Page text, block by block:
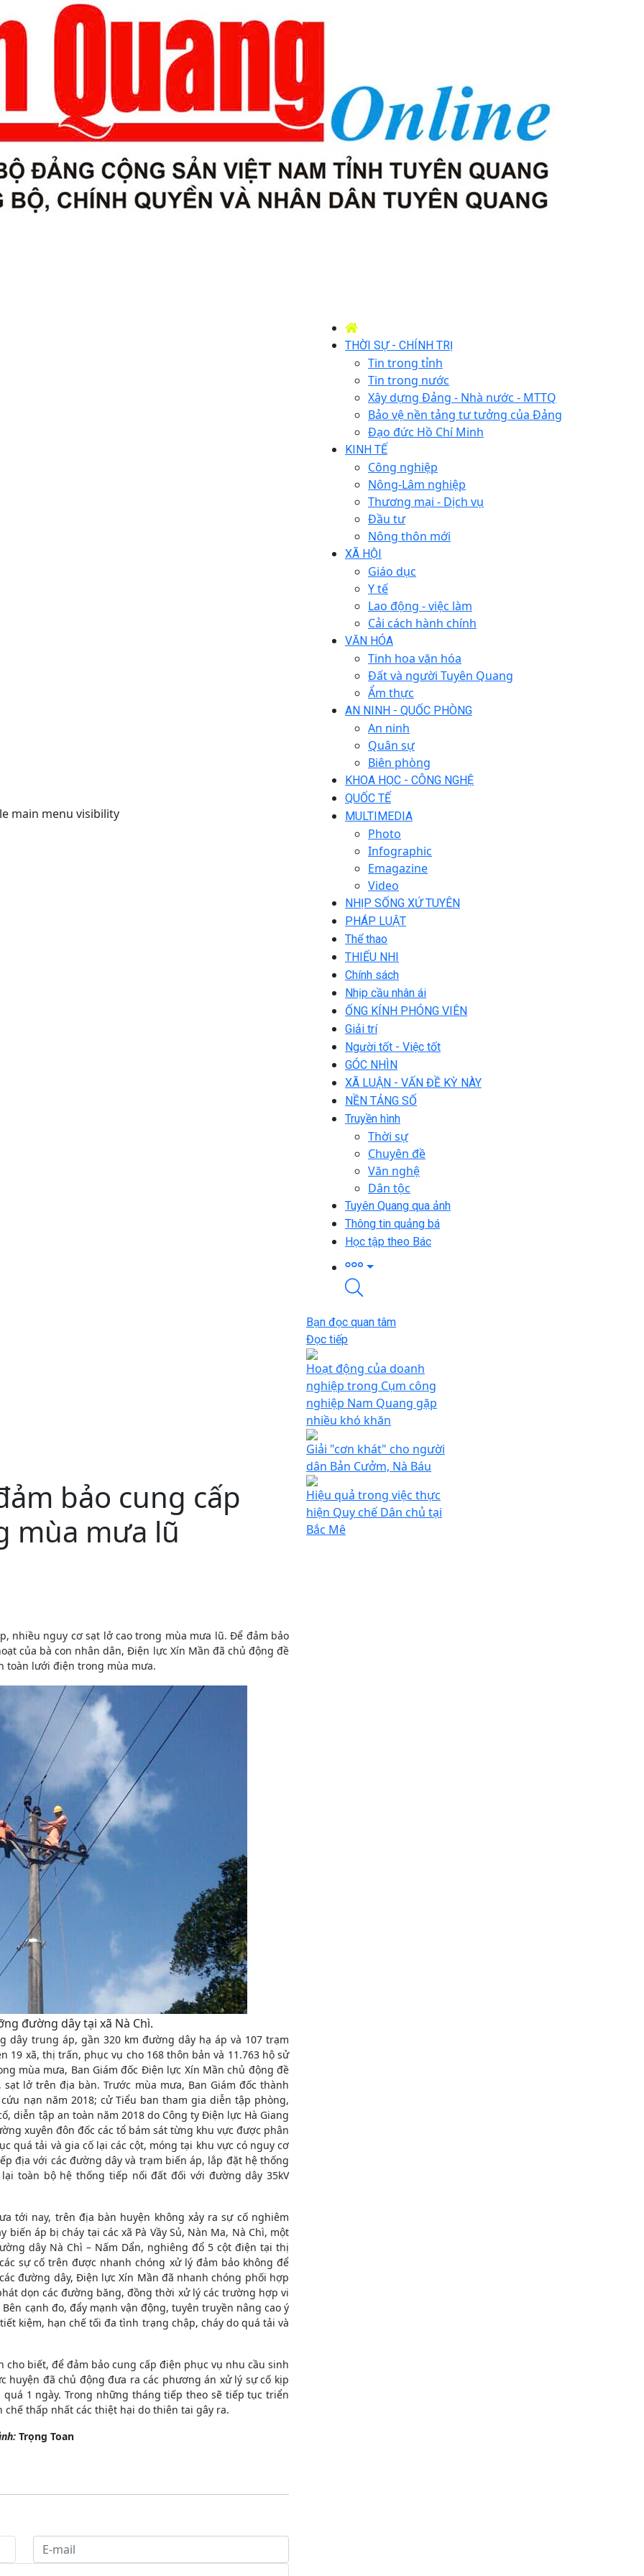
main menu visibility
THỜI SỰ - CHÍNH TRỊ
Tin trong tỉnh
Tin trong nước
Xây dựng Đảng - Nhà nước - MTTQ
Bảo vệ nền tảng tư tưởng của Đảng
Đạo đức Hồ Chí Minh
KINH TẾ
Công nghiệp
Nông-Lâm nghiệp
Thương mại - Dịch vụ
Đầu tư
Nông thôn mới
XÃ HỘI
Giáo dục
Y tế
Lao động - việc làm
Cải cách hành chính
VĂN HÓA
Tinh hoa văn hóa
Đất và người Tuyên Quang
Ẩm thực
AN NINH - QUỐC PHÒNG
An ninh
Quân sự
Biên phòng
KHOA HỌC - CÔNG NGHỆ
QUỐC TẾ
MULTIMEDIA
Photo
Infographic
Emagazine
Video
NHỊP SỐNG XỨ TUYÊN
PHÁP LUẬT
Thể thao
THIẾU NHI
Chính sách
Nhịp cầu nhân ái
ỐNG KÍNH PHÓNG VIÊN
Giải trí
Người tốt - Việc tốt
GÓC NHÌN
XÃ LUẬN - VẤN ĐỀ KỲ NÀY
NỀN TẢNG SỐ
Truyền hình
Thời sự
Chuyên đề
Văn nghệ
Dân tộc
Tuyên Quang qua ảnh
Thông tin quảng bá
Học tập theo Bác
bảo cung cấp
mùa mưa lũ
nhiều nguy cơ sạt lở cao trong mùa mưa lũ. Để đảm bảo
của bà con nhân dân, Điện lực Xín Mần đã chủ động đề
toàn lưới điện trong mùa mưa.
đường dây tại xã Nà Chì.
dây trung áp, gần 320 km đường dây hạ áp và 107 trạm
19 xã, thị trấn, phục vụ cho 168 thôn bản và 11.763 hộ sử
mùa mưa, Ban Giám đốc Điện lực Xín Mần chủ động đề
lở trên địa bàn. Trước mùa mưa, Ban Giám đốc thành
nạn năm 2018; cử Tiểu ban tham gia diễn tập phòng,
diễn tập an toàn năm 2018 do Công ty Điện lực Hà Giang
xuyên đôn đốc các tổ bám sát từng khu vực được phân
quá tải và gia cố lại các cột, móng tại khu vực có nguy cơ
địa với các đường dây và trạm biến áp, lắp đặt hệ thống
toàn bộ hệ thống tiếp nối đất đối với đường dây 35kV
tới nay, trên địa bàn huyện không xảy ra sự cố nghiêm
áp bị cháy tại các xã Pà Vầy Sủ, Nàn Ma, Nà Chì, một
dây Nà Chì – Nấm Dẩn, nghiêng đổ 5 cột điện tại thị
sự cố trên được nhanh chóng xử lý đảm bảo không để
đường dây, Điện lực Xín Mần đã nhanh chóng phối hợp
dọn các đường băng, đồng thời xử lý các trường hợp vi
cạnh đo, đẩy mạnh vận động, tuyên truyền nâng cao ý
kiệm, hạn chế tối đa tình trạng chập, cháy do quá tải và
cho biết, để đảm bảo cung cấp điện phục vụ nhu cầu sinh
huyện đã chủ động đưa ra các phương án xử lý sự cố kịp
1 ngày. Trong những tháng tiếp theo sẽ tiếp tục triển
thấp nhất các thiệt hại do thiên tai gây ra.
Trọng Toan
Bạn đọc quan tâm
Đọc tiếp
Hoạt động của doanh
nghiệp trong Cụm công
nghiệp Nam Quang gặp
nhiều khó khăn
Giải "cơn khát" cho người
dân Bản Cưởm, Nà Báu
Hiệu quả trong việc thực
hiện Quy chế Dân chủ tại
Bắc Mê